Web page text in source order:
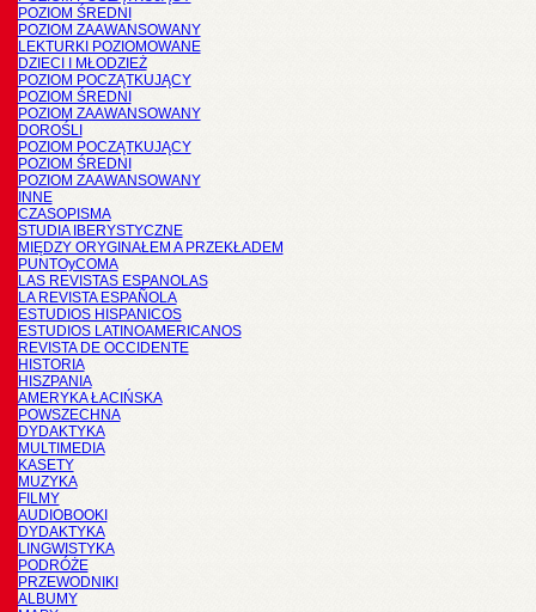
POZIOM ŚREDNI
POZIOM ZAAWANSOWANY
LEKTURKI POZIOMOWANE
DZIECI I MŁODZIEŻ
POZIOM POCZĄTKUJĄCY
POZIOM ŚREDNI
POZIOM ZAAWANSOWANY
DOROŚLI
POZIOM POCZĄTKUJĄCY
POZIOM ŚREDNI
POZIOM ZAAWANSOWANY
INNE
CZASOPISMA
STUDIA IBERYSTYCZNE
MIĘDZY ORYGINAŁEM A PRZEKŁADEM
PUNTOyCOMA
LAS REVISTAS ESPANOLAS
LA REVISTA ESPAÑOLA
ESTUDIOS HISPANICOS
ESTUDIOS LATINOAMERICANOS
REVISTA DE OCCIDENTE
HISTORIA
HISZPANIA
AMERYKA ŁACIŃSKA
POWSZECHNA
DYDAKTYKA
MULTIMEDIA
KASETY
MUZYKA
FILMY
AUDIOBOOKI
DYDAKTYKA
LINGWISTYKA
PODRÓŻE
PRZEWODNIKI
ALBUMY